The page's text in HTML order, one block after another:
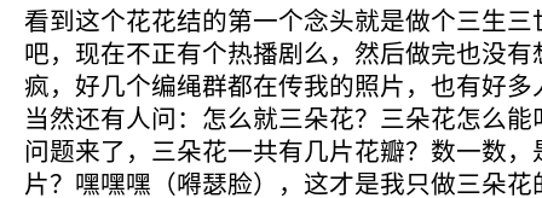
看到这个花花结的第一个念头就是做个三生三
吧，现在不正有个热播剧么，然后做完也没有
疯，好几个编绳群都在传我的照片，也有好
当然还有人问：怎么就三朵花？三朵花怎么
问题来了，三朵花一共有几片花瓣？数一数
片？嘿嘿嘿（嘚瑟脸），这才是我只做三朵花